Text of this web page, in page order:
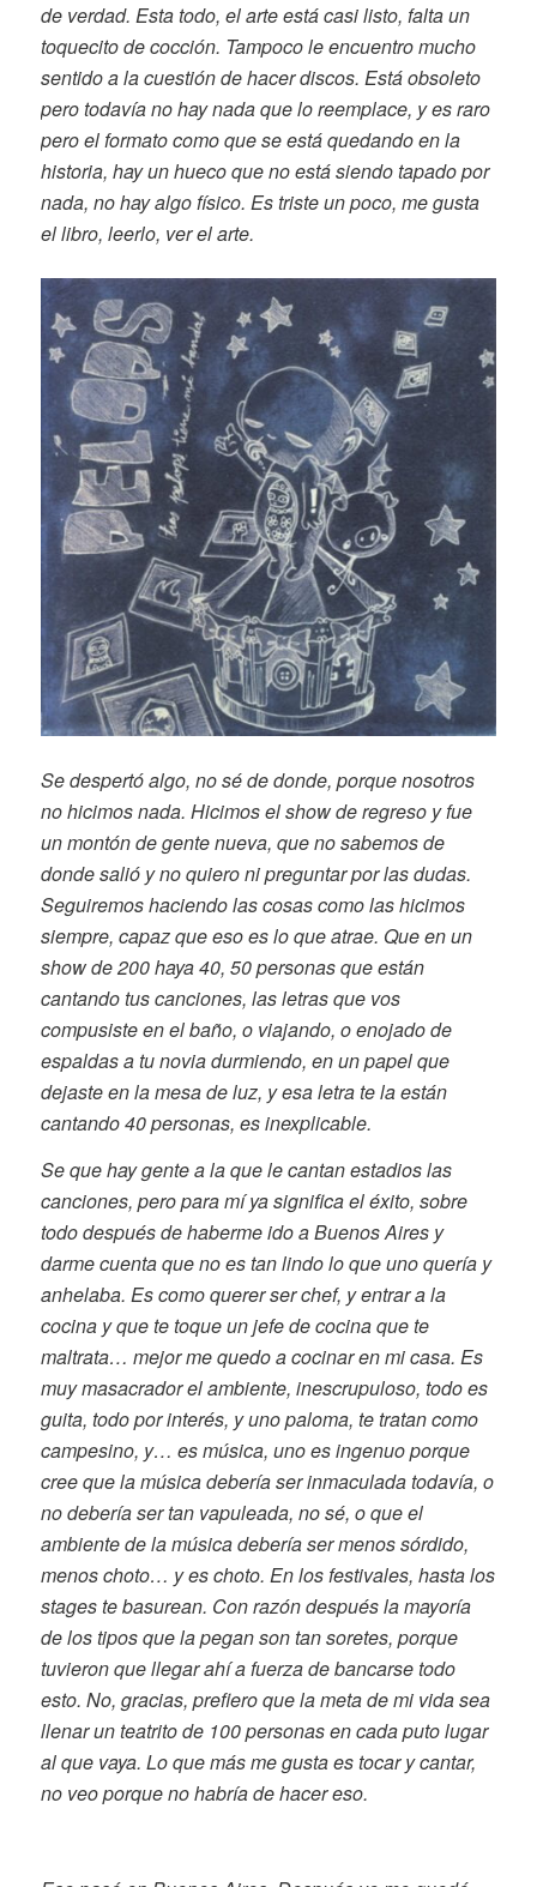
de verdad. Esta todo, el arte está casi listo, falta un
toquecito de cocción. Tampoco le encuentro mucho
sentido a la cuestión de hacer discos. Está obsoleto
pero todavía no hay nada que lo reemplace, y es raro
pero el formato como que se está quedando en la
historia, hay un hueco que no está siendo tapado por
nada, no hay algo físico. Es triste un poco, me gusta
el libro, leerlo, ver el arte.
Se despertó algo, no sé de donde, porque nosotros
no hicimos nada. Hicimos el show de regreso y fue
un montón de gente nueva, que no sabemos de
donde salió y no quiero ni preguntar por las dudas.
Seguiremos haciendo las cosas como las hicimos
siempre, capaz que eso es lo que atrae. Que en un
show de 200 haya 40, 50 personas que están
cantando tus canciones, las letras que vos
compusiste en el baño, o viajando, o enojado de
espaldas a tu novia durmiendo, en un papel que
dejaste en la mesa de luz, y esa letra te la están
cantando 40 personas, es inexplicable.
Se que hay gente a la que le cantan estadios las
canciones, pero para mí ya significa el éxito, sobre
todo después de haberme ido a Buenos Aires y
darme cuenta que no es tan lindo lo que uno quería y
anhelaba. Es como querer ser chef, y entrar a la
cocina y que te toque un jefe de cocina que te
maltrata… mejor me quedo a cocinar en mi casa. Es
muy masacrador el ambiente, inescrupuloso, todo es
guita, todo por interés, y uno paloma, te tratan como
campesino, y… es música, uno es ingenuo porque
cree que la música debería ser inmaculada todavía, o
no debería ser tan vapuleada, no sé, o que el
ambiente de la música debería ser menos sórdido,
menos choto… y es choto. En los festivales, hasta los
stages te basurean. Con razón después la mayoría
de los tipos que la pegan son tan soretes, porque
tuvieron que llegar ahí a fuerza de bancarse todo
esto. No, gracias, prefiero que la meta de mi vida sea
llenar un teatrito de 100 personas en cada puto lugar
al que vaya. Lo que más me gusta es tocar y cantar,
no veo porque no habría de hacer eso.